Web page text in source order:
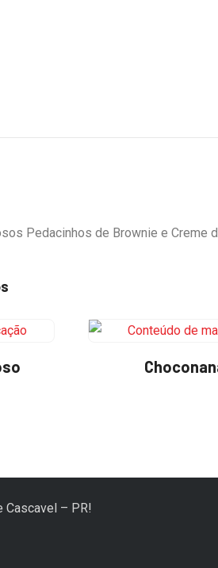
Pedacinhos de Brownie e Creme
Cascavel – PR!